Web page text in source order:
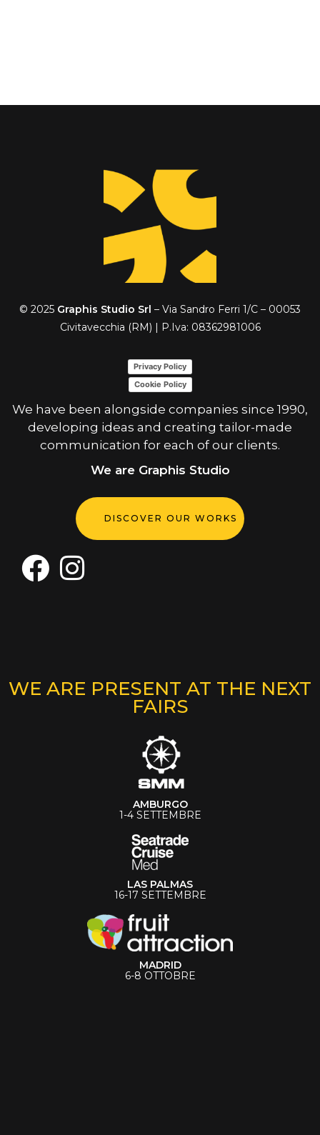
© 2025 Graphis Studio Srl – Via Sandro Ferri 1/C – 00053
Civitavecchia (RM) | P.Iva: 08362981006
Privacy Policy
Cookie Policy
We have been alongside companies since 1990,
developing ideas and creating tailor-made
communication for each of our clients.
We are Graphis Studio
DISCOVER OUR WORKS
WE ARE PRESENT AT THE NEXT
FAIRS
AMBURGO
1-4 SETTEMBRE
LAS PALMAS
16-17 SETTEMBRE
MADRID
6-8 OTTOBRE